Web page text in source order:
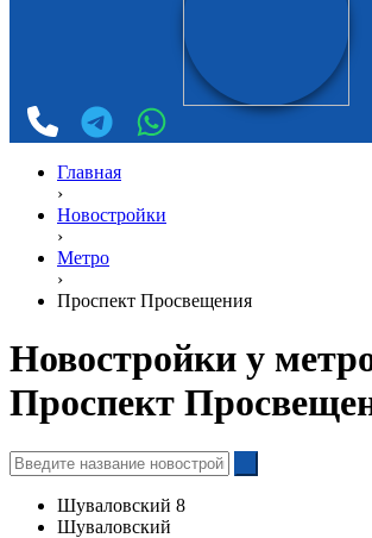
Главная
›
Новостройки
›
Метро
›
Проспект Просвещения
Новостройки у
Проспект
Шуваловский 8
Шуваловский